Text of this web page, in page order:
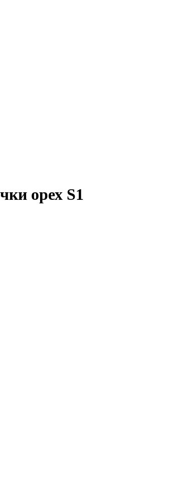
орех S1